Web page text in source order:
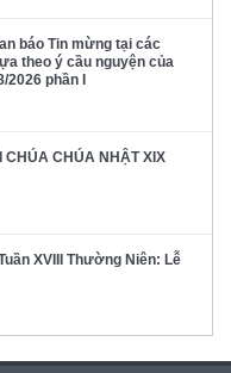
báo Tin mừng tại các
theo ý cầu nguyện của
phần I
CHÚA CHÚA NHẬT XIX
XVIII Thường Niên: Lễ